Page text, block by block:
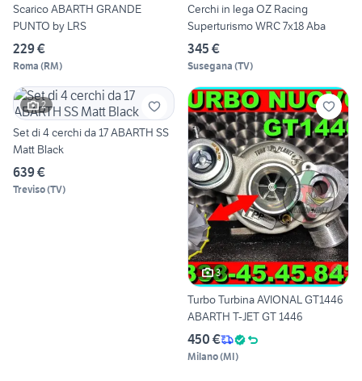
Scarico ABARTH GRANDE
PUNTO by LRS
229 €
Roma (RM)
Cerchi in lega OZ Racing
Superturismo WRC 7x18 Aba
345 €
Susegana (TV)
2
Set di 4 cerchi da 17 ABARTH SS
Matt Black
639 €
Treviso(TV)
3
Turbo Turbina AVIONAL GT1446
ABARTH T-JET GT 1446
450 €
Milano(MI)